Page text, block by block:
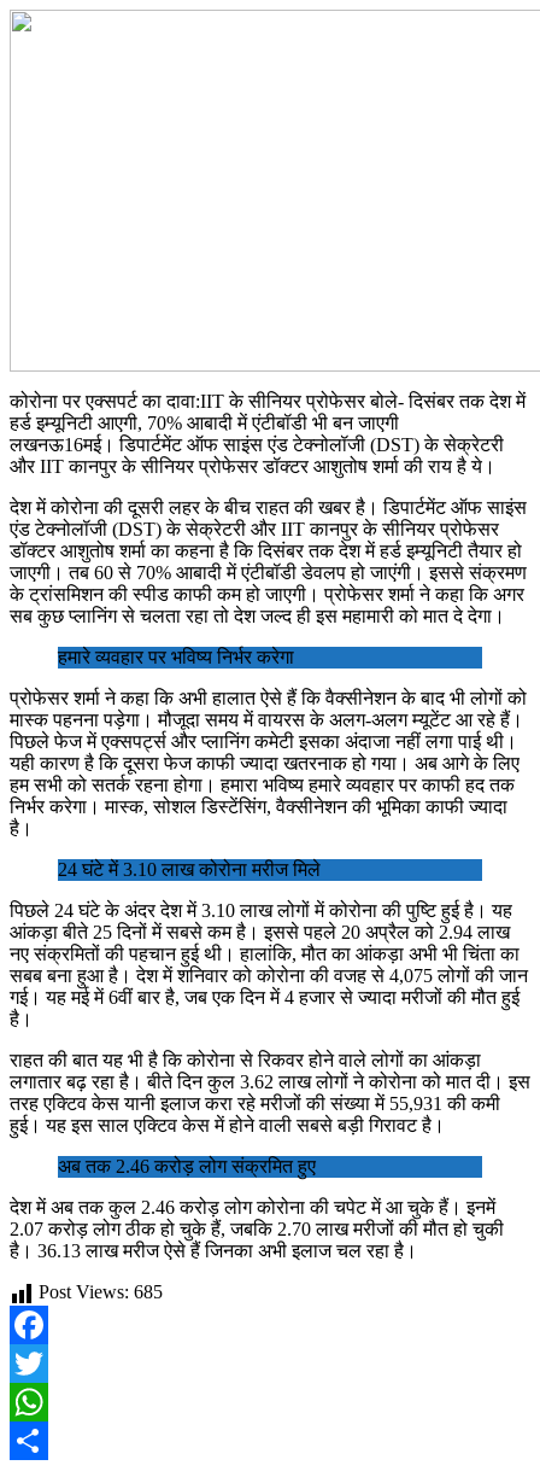
कोरोना पर एक्सपर्ट का दावा:IIT के सीनियर प्रोफेसर बोले- दिसंबर तक देश में
हर्ड इम्यूनिटी आएगी, 70% आबादी में एंटीबॉडी भी बन जाएगी
लखनऊ16मई। डिपार्टमेंट ऑफ साइंस एंड टेक्नोलॉजी (DST) के सेक्रेटरी
और IIT कानपुर के सीनियर प्रोफेसर डॉक्टर आशुतोष शर्मा की राय है ये।
देश में कोरोना की दूसरी लहर के बीच राहत की खबर है। डिपार्टमेंट ऑफ साइंस
एंड टेक्नोलॉजी (DST) के सेक्रेटरी और IIT कानपुर के सीनियर प्रोफेसर
डॉक्टर आशुतोष शर्मा का कहना है कि दिसंबर तक देश में हर्ड इम्यूनिटी तैयार हो
जाएगी। तब 60 से 70% आबादी में एंटीबॉडी डेवलप हो जाएंगी। इससे संक्रमण
के ट्रांसमिशन की स्पीड काफी कम हो जाएगी। प्रोफेसर शर्मा ने कहा कि अगर
सब कुछ प्लानिंग से चलता रहा तो देश जल्द ही इस महामारी को मात दे देगा।
हमारे व्यवहार पर भविष्य निर्भर करेगा
प्रोफेसर शर्मा ने कहा कि अभी हालात ऐसे हैं कि वैक्सीनेशन के बाद भी लोगों को
मास्क पहनना पड़ेगा। मौजूदा समय में वायरस के अलग-अलग म्यूटेंट आ रहे हैं।
पिछले फेज में एक्सपर्ट्स और प्लानिंग कमेटी इसका अंदाजा नहीं लगा पाई थी।
यही कारण है कि दूसरा फेज काफी ज्यादा खतरनाक हो गया। अब आगे के लिए
हम सभी को सतर्क रहना होगा। हमारा भविष्य हमारे व्यवहार पर काफी हद तक
निर्भर करेगा। मास्क, सोशल डिस्टेंसिंग, वैक्सीनेशन की भूमिका काफी ज्यादा
है।
24 घंटे में 3.10 लाख कोरोना मरीज मिले
पिछले 24 घंटे के अंदर देश में 3.10 लाख लोगों में कोरोना की पुष्टि हुई है। यह
आंकड़ा बीते 25 दिनों में सबसे कम है। इससे पहले 20 अप्रैल को 2.94 लाख
नए संक्रमितों की पहचान हुई थी। हालांकि, मौत का आंकड़ा अभी भी चिंता का
सबब बना हुआ है। देश में शनिवार को कोरोना की वजह से 4,075 लोगों की जान
गई। यह मई में 6वीं बार है, जब एक दिन में 4 हजार से ज्यादा मरीजों की मौत हुई
है।
राहत की बात यह भी है कि कोरोना से रिकवर होने वाले लोगों का आंकड़ा
लगातार बढ़ रहा है। बीते दिन कुल 3.62 लाख लोगों ने कोरोना को मात दी। इस
तरह एक्टिव केस यानी इलाज करा रहे मरीजों की संख्या में 55,931 की कमी
हुई। यह इस साल एक्टिव केस में होने वाली सबसे बड़ी गिरावट है।
अब तक 2.46 करोड़ लोग संक्रमित हुए
देश में अब तक कुल 2.46 करोड़ लोग कोरोना की चपेट में आ चुके हैं। इनमें
2.07 करोड़ लोग ठीक हो चुके हैं, जबकि 2.70 लाख मरीजों की मौत हो चुकी
है। 36.13 लाख मरीज ऐसे हैं जिनका अभी इलाज चल रहा है।
Post Views: 685
Facebook
Twitter
WhatsApp